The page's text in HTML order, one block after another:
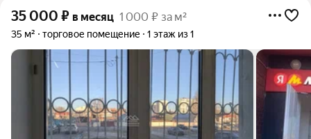
35 000 ₽ в месяц 1 000 ₽ за м²
35 м² торговое помещение 1 этаж из 1